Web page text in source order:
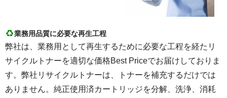
業務用品質に必要な再生工程
弊社は、業務用として再生するために必要な工程を経たリ
サイクルトナーを適切な価格Best Priceでお届けしておりま
す。弊社リサイクルトナーは、トナーを補充するだけでは
ありません。純正使用済カートリッジを分解、洗浄、消耗